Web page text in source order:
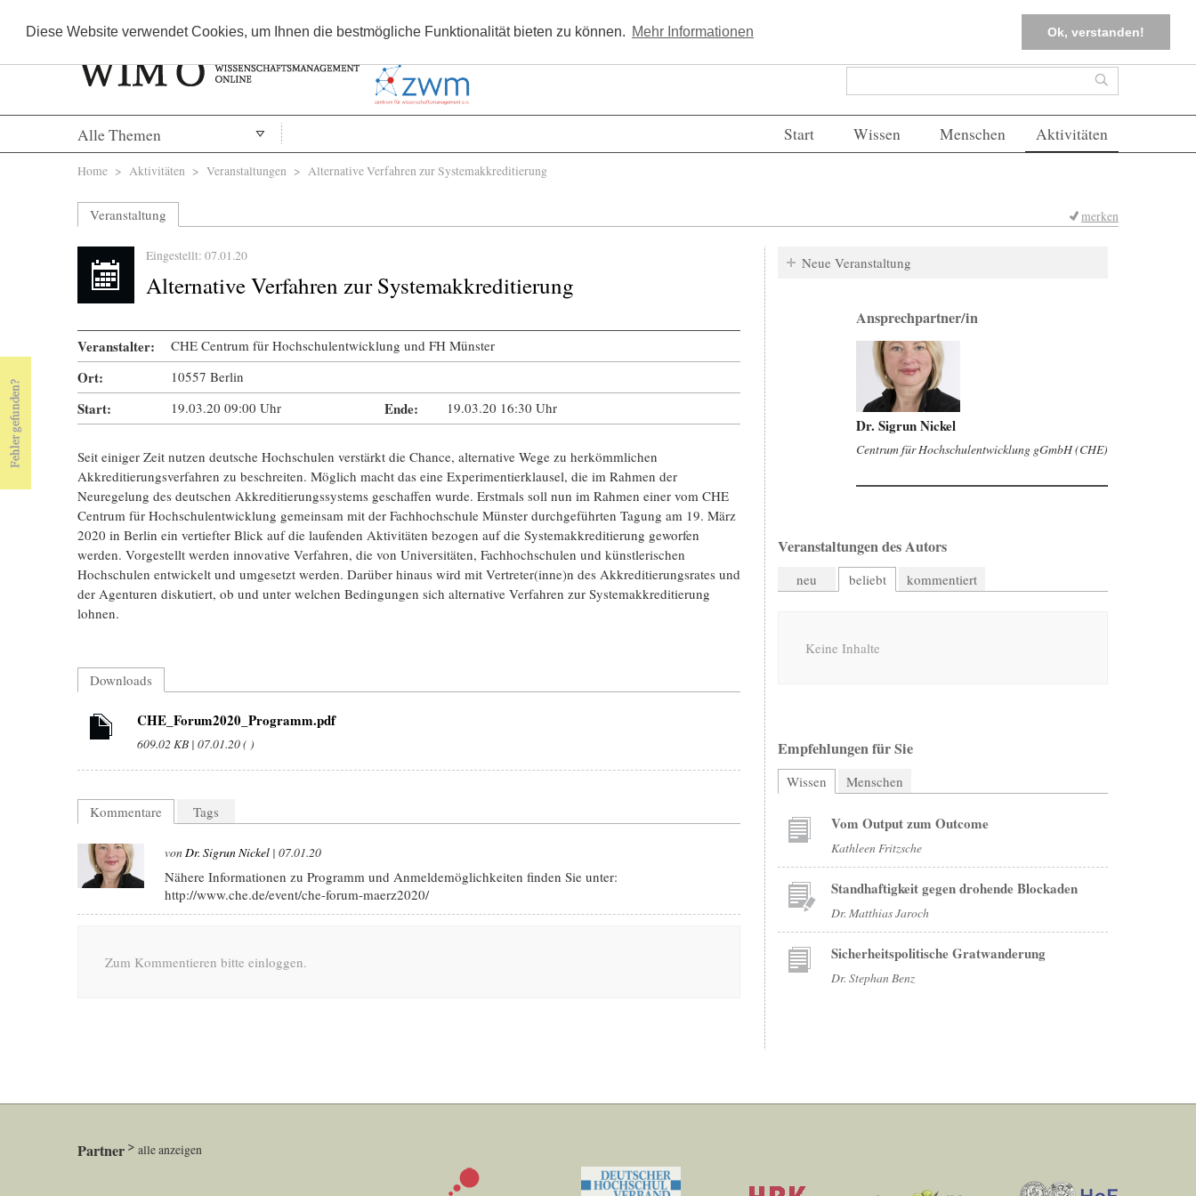
Diese Website verwendet Cookies, um Ihnen die bestmögliche Funktionalität bieten zu können. Mehr Informationen Ok, verstanden!
Kostenlos registrieren FAQs Einloggen
Suchformular Suche
Alle Themen Start Wissen Menschen Aktivitäten
Sie sind hier
Home > Aktivitäten > Veranstaltungen > Alternative Verfahren zur Systemakkreditierung
Veranstaltung merken
Eingestellt: 07.01.20
Alternative Verfahren zur Systemakkreditierung
Veranstalter: CHE Centrum für Hochschulentwicklung und FH Münster
Ort: 10557 Berlin
Start: 19.03.20 09:00 Uhr Ende: 19.03.20 16:30 Uhr
Seit einiger Zeit nutzen deutsche Hochschulen verstärkt die Chance, alternative Wege zu herkömmlichen
Akkreditierungsverfahren zu beschreiten. Möglich macht das eine Experimentierklausel, die im Rahmen der
Neuregelung des deutschen Akkreditierungssystems geschaffen wurde. Erstmals soll nun im Rahmen einer vom CHE
Centrum für Hochschulentwicklung gemeinsam mit der Fachhochschule Münster durchgeführten Tagung am 19. März
2020 in Berlin ein vertiefter Blick auf die laufenden Aktivitäten bezogen auf die Systemakkreditierung geworfen
werden. Vorgestellt werden innovative Verfahren, die von Universitäten, Fachhochschulen und künstlerischen
Hochschulen entwickelt und umgesetzt werden. Darüber hinaus wird mit Vertreter(inne)n des Akkreditierungsrates und
der Agenturen diskutiert, ob und unter welchen Bedingungen sich alternative Verfahren zur Systemakkreditierung
lohnen.
Downloads
CHE_Forum2020_Programm.pdf
609.02 KB | 07.01.20 ( )
Kommentare Tags
von Dr. Sigrun Nickel | 07.01.20
Nähere Informationen zu Programm und Anmeldemöglichkeiten finden Sie unter:
http://www.che.de/event/che-forum-maerz2020/
Zum Kommentieren bitte einloggen.
Neue Veranstaltung
Ansprechpartner/in
Dr. Sigrun Nickel
Centrum für Hochschulentwicklung gGmbH (CHE)
Veranstaltungen des Autors
neu beliebt kommentiert
Keine Inhalte
Empfehlungen für Sie
Wissen (aktiver Reiter)
Menschen
Vom Output zum Outcome
Kathleen Fritzsche
Standhaftigkeit gegen drohende Blockaden
Dr. Matthias Jaroch
Sicherheitspolitische Gratwanderung
Dr. Stephan Benz
Partner alle anzeigen